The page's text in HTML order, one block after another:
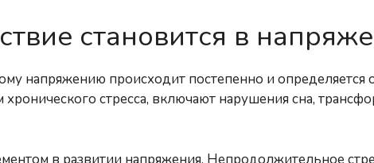
становится в
напряжению происходит постепенно и определяется
стресса, включают нарушения сна,
в развитии напряжения. Непродолжительное